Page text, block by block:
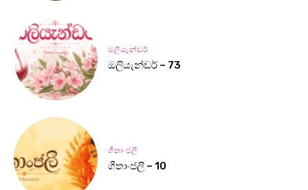
ඔලියැන්ඩර්
ඔලියැන්ඩර් – 73
ගීතාංජලී
ගීතාංජලී – 10